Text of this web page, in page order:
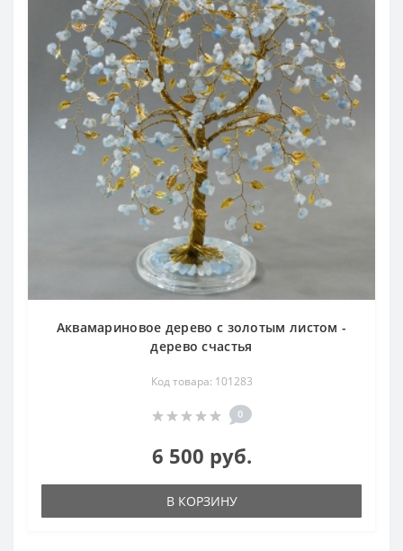
Аквамариновое дерево с золотым листом -
дерево счастья
Код товара: 101283
0
6 500 руб.
В КОРЗИНУ